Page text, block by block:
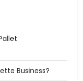
Business?